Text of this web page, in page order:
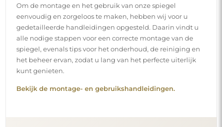
Om de montage en het gebruik van onze spiegel
eenvoudig en zorgeloos te maken, hebben wij voor u
gedetailleerde handleidingen opgesteld. Daarin vindt u
alle nodige stappen voor een correcte montage van de
spiegel, evenals tips voor het onderhoud, de reiniging en
het beheer ervan, zodat u lang van het perfecte uiterlijk
kunt genieten.
Bekijk de montage- en gebruikshandleidingen.